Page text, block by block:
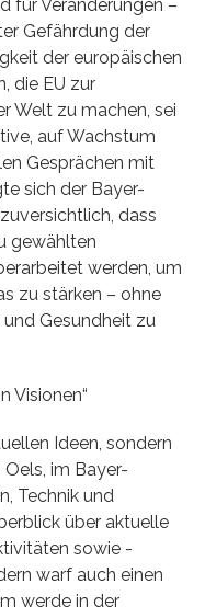
für Veränderungen –
Gefährdung der
der europäischen
die EU zur
Welt zu machen, sei
auf Wachstum
Gesprächen mit
sich der Bayer-
dass
gewählten
werden, um
zu stärken – ohne
Gesundheit zu
Visionen“
Ideen, sondern
Oels, im Bayer-
Technik und
über aktuelle
sowie -
warf auch einen
werde in der